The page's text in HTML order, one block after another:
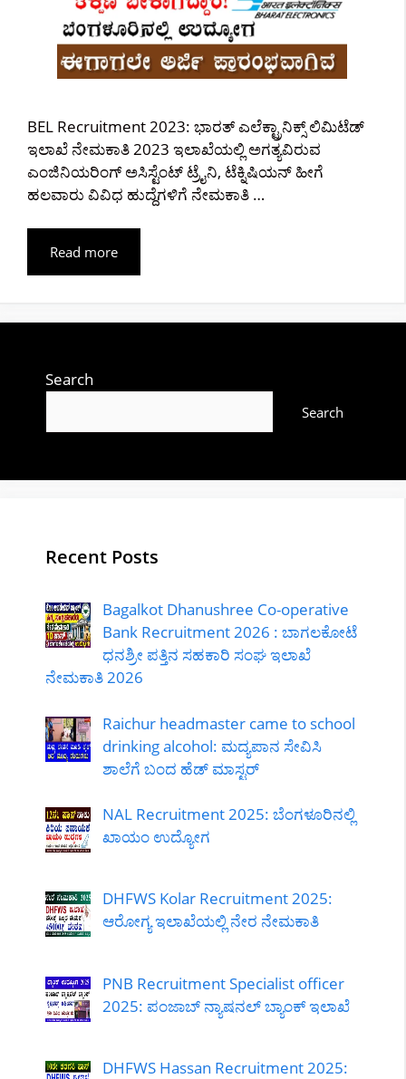
BEL Recruitment 2023: ಭಾರತ್ ಎಲೆಕ್ಟ್ರಾನಿಕ್ಸ್ ಲಿಮಿಟೆಡ್
ಇಲಾಖೆ ನೇಮಕಾತಿ 2023 ಇಲಾಖೆಯಲ್ಲಿ ಅಗತ್ಯವಿರುವ
ಎಂಜಿನಿಯರಿಂಗ್ ಅಸಿಸ್ಟೆಂಟ್‌ ಟ್ರೈನಿ, ಟೆಕ್ನಿಷಿಯನ್ ಹೀಗೆ
ಹಲವಾರು ವಿವಿಧ ಹುದ್ದೆಗಳಿಗೆ ನೇಮಕಾತಿ …
Read more
Search
Search
Recent Posts
Bagalkot Dhanushree Co-operative
Bank Recruitment 2026 : ಬಾಗಲಕೋಟೆ
ಧನಶ್ರೀ ಪತ್ತಿನ ಸಹಕಾರಿ ಸಂಘ ಇಲಾಖೆ
ನೇಮಕಾತಿ 2026
Raichur headmaster came to school
drinking alcohol: ಮದ್ಯಪಾನ ಸೇವಿಸಿ
ಶಾಲೆಗೆ ಬಂದ ಹೆಡ್ ಮಾಸ್ಟರ್
NAL Recruitment 2025: ಬೆಂಗಳೂರಿನಲ್ಲಿ
ಖಾಯಂ ಉದ್ಯೋಗ
DHFWS Kolar Recruitment 2025:
ಆರೋಗ್ಯ ಇಲಾಖೆಯಲ್ಲಿ ನೇರ ನೇಮಕಾತಿ
PNB Recruitment Specialist officer
2025: ಪಂಜಾಬ್ ನ್ಯಾಷನಲ್ ಬ್ಯಾಂಕ್ ಇಲಾಖೆ
DHFWS Hassan Recruitment 2025: